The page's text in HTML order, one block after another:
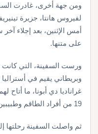
ومن جهة أخرى، غادرت
لفيروس هانتا، جزيرة
أمس الإثنين، بعد إجلاء
على متنها.
وبريطاني يقيم في
غراناديا دي أبونا، ما
19 من أفراد الطاقم وطبيبين